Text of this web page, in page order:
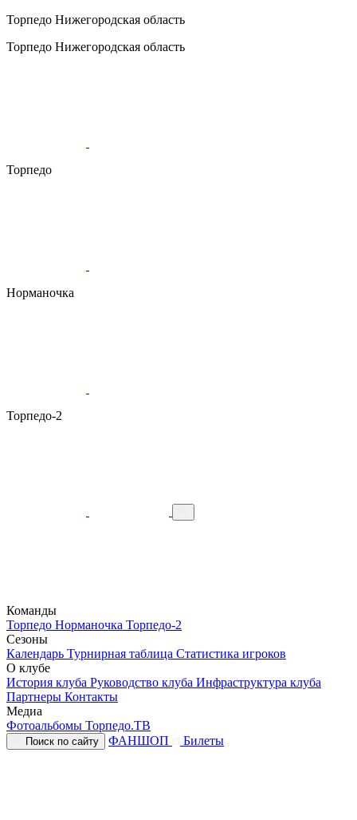
Торпедо Нижегородская область
Торпедо Нижегородская область
Торпедо
Норманочка
Торпедо-2
Команды
Торпедо Норманочка Торпедо-2
Сезоны
Календарь Турнирная таблица Статистика игроков
О клубе
История клуба Руководство клуба Инфраструктура клуба
Партнеры Контакты
Медиа
Фотоальбомы Торпедо.ТВ
Поиск по сайту ФАНШОП Билеты